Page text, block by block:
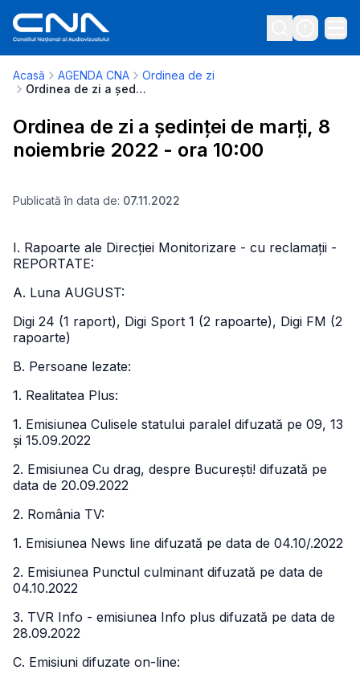
Acasă AGENDA CNA
Ordinea de zi
Ordinea de zi a ședinței de marți, 8 noiembrie 2022 - ora 10:00
Ordinea de zi a ședinței de marți, 8
noiembrie 2022 - ora 10:00
Publicată în data de: 07.11.2022
I. Rapoarte ale Direcției Monitorizare - cu reclamații -
REPORTATE:
A. Luna AUGUST:
Digi 24 (1 raport), Digi Sport 1 (2 rapoarte), Digi FM (2
rapoarte)
B. Persoane lezate:
1. Realitatea Plus:
1. Emisiunea Culisele statului paralel difuzată pe 09, 13
și 15.09.2022
2. Emisiunea Cu drag, despre București! difuzată pe
data de 20.09.2022
2. România TV:
1. Emisiunea News line difuzată pe data de 04.10/.2022
2. Emisiunea Punctul culminant difuzată pe data de
04.10.2022
3. TVR Info - emisiunea Info plus difuzată pe data de
28.09.2022
C. Emisiuni difuzate on-line: